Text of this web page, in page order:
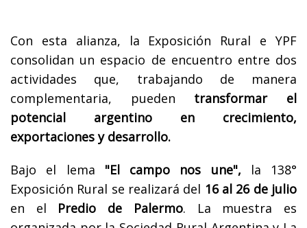
Con esta alianza, la Exposición Rural e YPF
consolidan un espacio de encuentro entre dos
actividades que, trabajando de manera
complementaria, pueden transformar el
potencial argentino en crecimiento,
exportaciones y desarrollo.
Bajo el lema "El campo nos une", la 138°
Exposición Rural se realizará del 16 al 26 de julio
en el Predio de Palermo. La muestra es